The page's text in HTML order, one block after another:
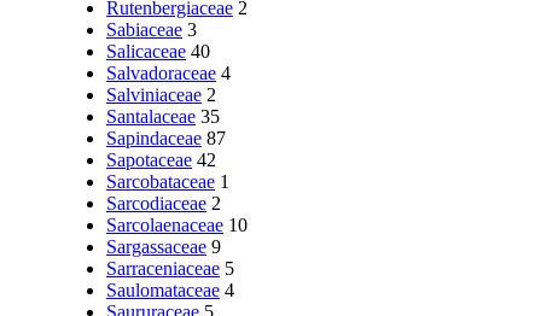
Rutenbergiaceae 2
Sabiaceae 3
Salicaceae 40
Salvadoraceae 4
Salviniaceae 2
Santalaceae 35
Sapindaceae 87
Sapotaceae 42
Sarcobataceae 1
Sarcodiaceae 2
Sarcolaenaceae 10
Sargassaceae 9
Sarraceniaceae 5
Saulomataceae 4
Saururaceae 5